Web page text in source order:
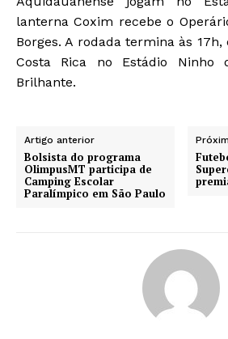
lanterna Coxim recebe o
Borges. A rodada termina às
Costa Rica no Estádio Ninho
Brilhante.
Artigo anterior
Bolsista do programa
OlimpusMT participa de
Camping Escolar
Paralímpico em São Paulo